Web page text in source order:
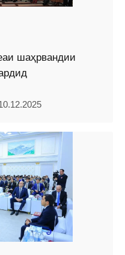
шаҳрвандии